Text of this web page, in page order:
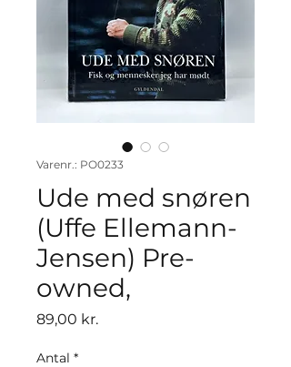
Varenr.: PO0233
Ude med snøren
(Uffe Ellemann-
Jensen) Pre-
owned,
89,00 kr.Pris
Antal *